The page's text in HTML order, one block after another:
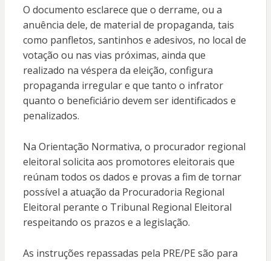
O documento esclarece que o derrame, ou a
anuência dele, de material de propaganda, tais
como panfletos, santinhos e adesivos, no local de
votação ou nas vias próximas, ainda que
realizado na véspera da eleição, configura
propaganda irregular e que tanto o infrator
quanto o beneficiário devem ser identificados e
penalizados.
Na Orientação Normativa, o procurador regional
eleitoral solicita aos promotores eleitorais que
reúnam todos os dados e provas a fim de tornar
possível a atuação da Procuradoria Regional
Eleitoral perante o Tribunal Regional Eleitoral
respeitando os prazos e a legislação.
As instruções repassadas pela PRE/PE são para